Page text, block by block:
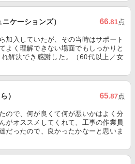
ケーションズ） 66.81点
加入していたが、その当時はサポート
よく理解できない場面でもしっかりと
解決でき感謝した。（60代以上／女
） 65.87点
ので、何が良くて何が悪いかはよく分
がオススメしてくれて、工事の作業員
だったので、良かったかなーと思いま